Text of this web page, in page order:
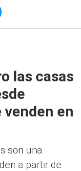
las casas
venden en
son una
a partir de